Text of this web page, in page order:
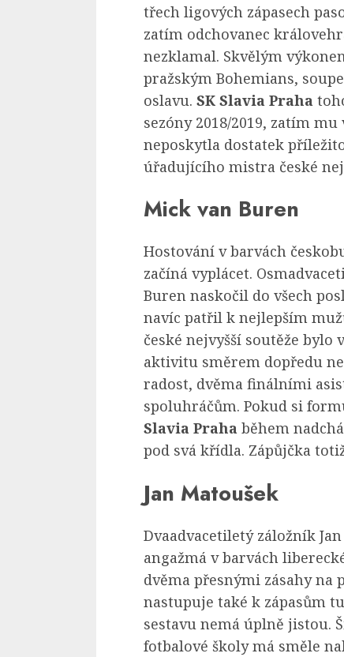
třech ligových zápasech
zatím odchovanec
nezklamal. Skvělým
pražským Bohemians,
oslavu. SK Slavia Praha
sezóny 2018/2019, zatím
neposkytla dostatek
úřadujícího mistra české
Mick van Buren
Hostování v barvách
začíná vyplácet.
Buren naskočil do všech
navíc patřil k nejlepším
české nejvyšší soutěže
aktivitu směrem dopředu
radost, dvěma finálními
spoluhráčům. Pokud si
Slavia Praha během
pod svá křídla. Zápůjčka
Jan Matoušek
Dvaadvacetiletý záložník
angažmá v barvách
dvěma přesnými zásahy na
nastupuje také k zápasům
sestavu nemá úplně jistou.
fotbalové školy má směle